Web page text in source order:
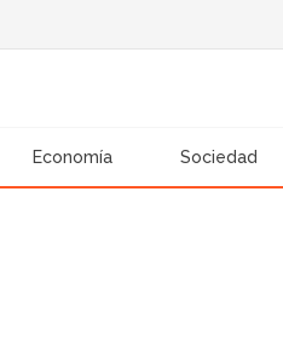
Economía Sociedad